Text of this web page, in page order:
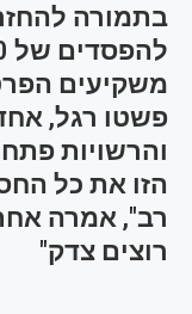
משקיעים
פשטו רגל,
והרשויות
הזו את כל
רב", אמרה
רוצים צדק"